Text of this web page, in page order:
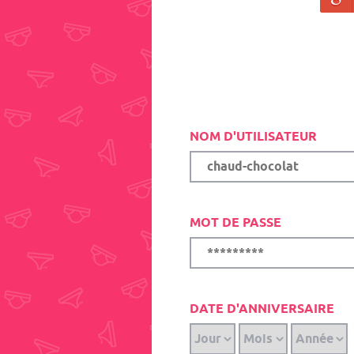
NOM D'UTILISATEUR
MOT DE PASSE
DATE D'ANNIVERSAIRE